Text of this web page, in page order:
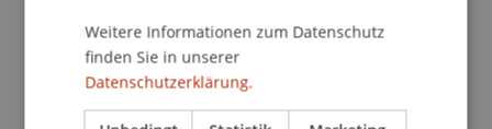
Autorin:Prof. Dr. Konstantina Papathanasiou
Verlag:facultas / FlexLex
Erschienen:03/2026
Umfang:1678 Seiten
Weitere Informationen zum Datenschutz
finden Sie in unserer
Datenschutzerklärung.